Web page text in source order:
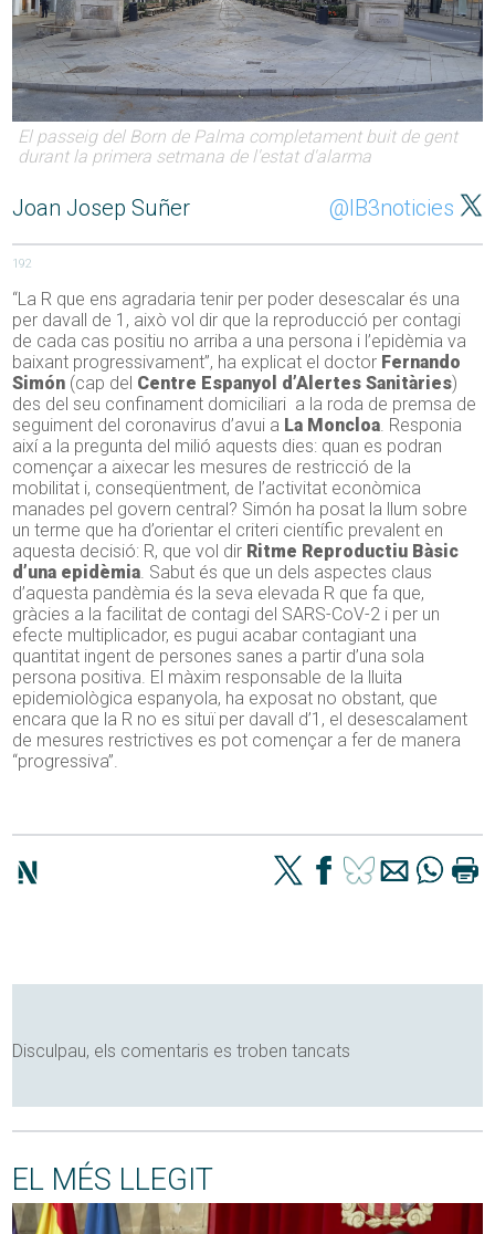
El passeig del Born de Palma completament buit de gent
durant la primera setmana de l'estat d'alarma
Joan Josep Suñer @IB3noticies
192
“La R que ens agradaria tenir per poder desescalar és una
per davall de 1, això vol dir que la reproducció per contagi
de cada cas positiu no arriba a una persona i l’epidèmia va
baixant progressivament”, ha explicat el doctor Fernando
Simón (cap del Centre Espanyol d’Alertes Sanitàries)
des del seu confinament domiciliari a la roda de premsa de
seguiment del coronavirus d’avui a La Moncloa . Responia
així a la pregunta del milió aquests dies: quan es podran
començar a aixecar les mesures de restricció de la
mobilitat i, conseqüentment, de l’activitat econòmica
manades pel govern central? Simón ha posat la llum sobre
un terme que ha d’orientar el criteri científic prevalent en
aquesta decisió: R, que vol dir Ritme Reproductiu Bàsic
d’una epidèmia . Sabut és que un dels aspectes claus
d’aquesta pandèmia és la seva elevada R que fa que,
gràcies a la facilitat de contagi del SARS-CoV-2 i per un
efecte multiplicador, es pugui acabar contagiant una
quantitat ingent de persones sanes a partir d’una sola
persona positiva. El màxim responsable de la lluita
epidemiològica espanyola, ha exposat no obstant, que
encara que la R no es situï per davall d’1, el desescalament
de mesures restrictives es pot començar a fer de manera
“progressiva”.
Disculpau, els comentaris es troben tancats
EL MÉS LLEGIT